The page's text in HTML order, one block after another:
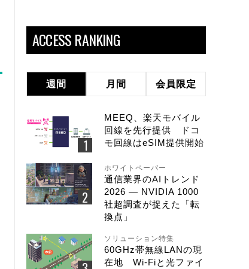
ACCESS RANKING
週間 月間 会員限定
MEEQ、楽天モバイル
回線を先行提供 ドコ
モ回線はeSIM提供開始
ホワイトペーパー
通信業界のAIトレンド
2026 ― NVIDIA 1000
社超調査が捉えた「転
換点」
ソリューション特集
60GHz帯無線LANの現
在地 Wi-Fiと光ファイ